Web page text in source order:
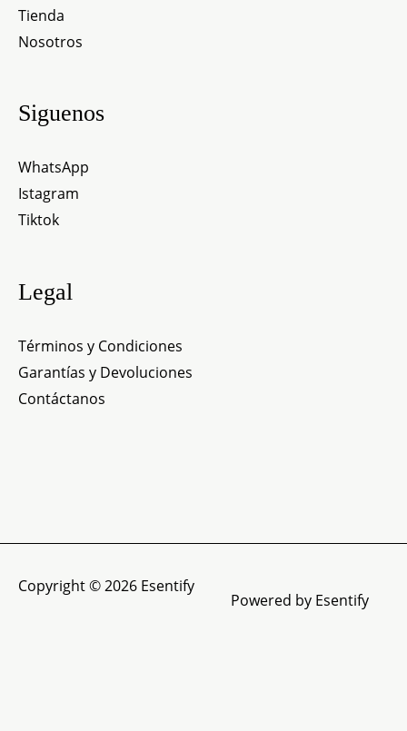
Tienda
Nosotros
Siguenos
WhatsApp
Istagram
Tiktok
Legal
Términos y Condiciones
Garantías y Devoluciones
Contáctanos
Copyright © 2026 Esentify
Powered by Esentify